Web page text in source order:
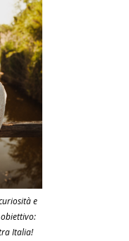
e
Italia!